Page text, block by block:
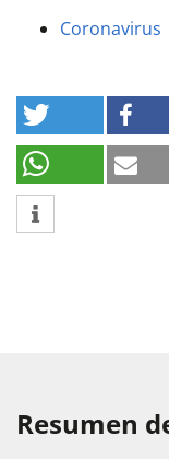
Coronavirus
Resumen